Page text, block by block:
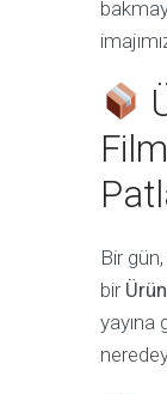
Bir
bir
yayına